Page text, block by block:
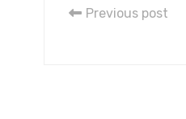
Previous post